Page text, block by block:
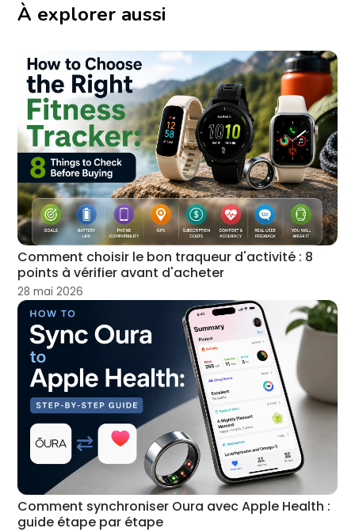
À explorer aussi
Comment choisir le bon traqueur d'activité : 8
points à vérifier avant d'acheter
28 mai 2026
Comment synchroniser Oura avec Apple Health :
guide étape par étape